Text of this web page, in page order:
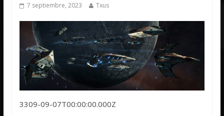
7 septiembre, 2023 Txus
3309-09-07T00:00:00.000Z